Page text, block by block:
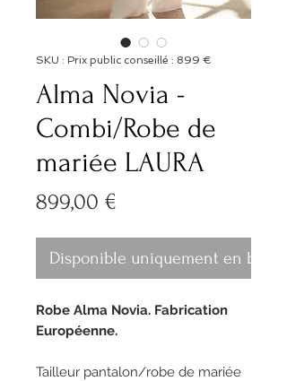
SKU : Prix public conseillé : 899 €
Alma Novia -
Combi/Robe de
mariée LAURA
899,00 €
Disponible uniquement en
Robe Alma Novia. Fabrication
Européenne.
Tailleur pantalon/robe de mariée